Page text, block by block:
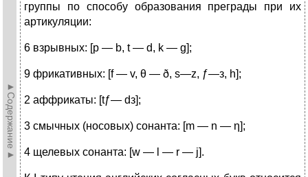
►Содержание►
группы по способу об­разования преграды при их
артикуляции:
6 взрывных: [р — b, t — d, k — g];
9 фрикативных: [f — v, θ — ð, s—z, ƒ—з, h];
2 аффрикаты: [tƒ— dз];
3 смычных (носовых) сонанта: [m — n — η];
4 щелевых сонанта: [w — l — r — j].